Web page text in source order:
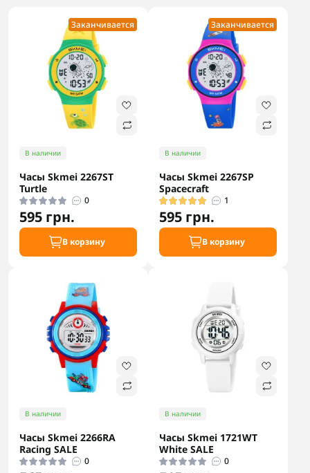
Заканчивается
В наличии
Часы Skmei 2267ST
Turtle
0
595 грн.
В корзину
Заканчивается
В наличии
Часы Skmei 2267SP
Spacecraft
1
595 грн.
В корзину
В наличии
Часы Skmei 2266RA
Racing SALE
0
В наличии
Часы Skmei 1721WT
White SALE
0